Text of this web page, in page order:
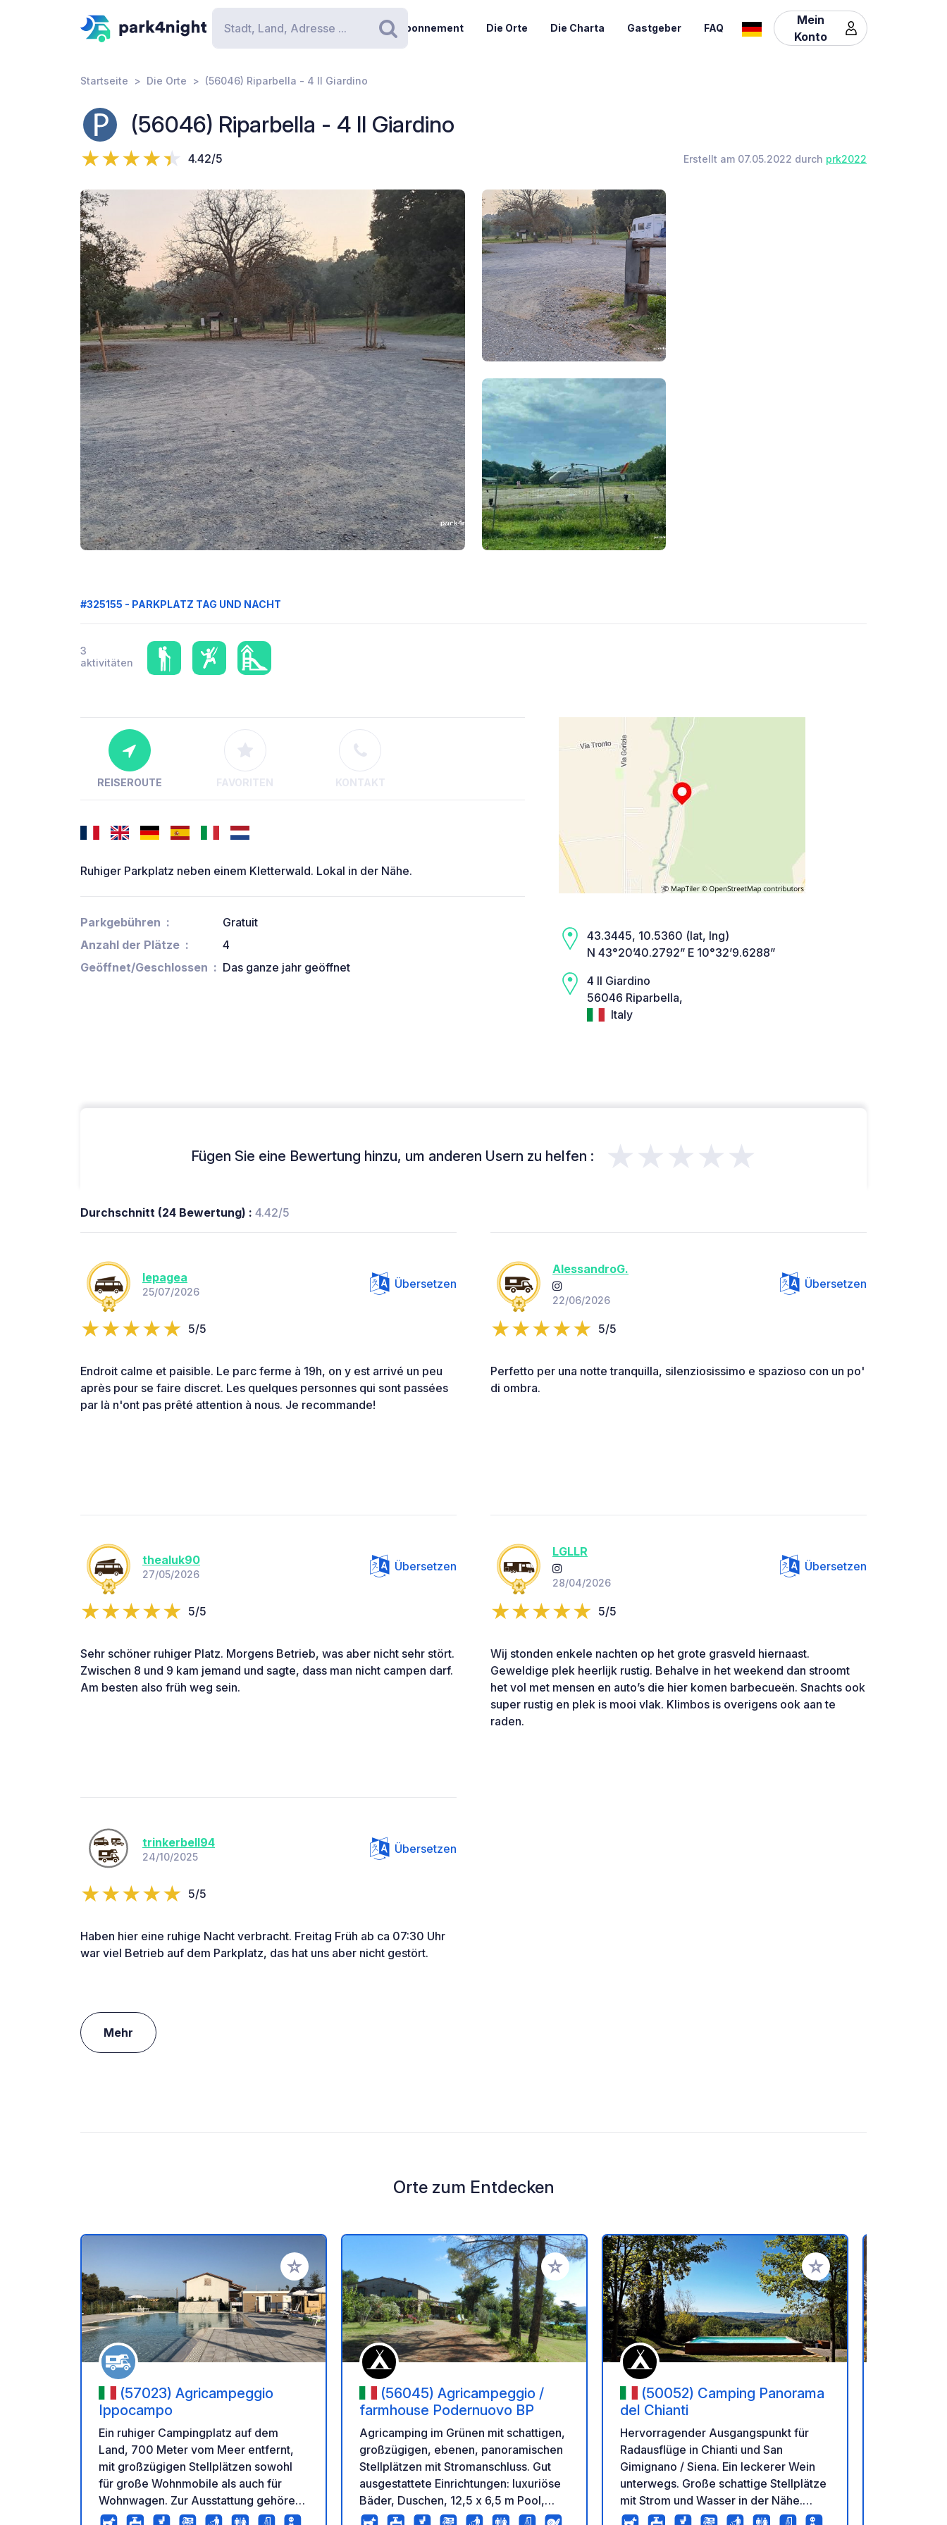
Suchen
Abonnement Die Orte Die Charta Gastgeber FAQ
Mein
Konto
Startseite Die Orte (56046) Riparbella - 4 Il Giardino
(56046) Riparbella - 4 Il Giardino
4.42/5 Erstellt am 07.05.2022 durch prk2022
#325155 - PARKPLATZ TAG UND NACHT
3
aktivitäten
REISEROUTE FAVORITEN KONTAKT
Ruhiger Parkplatz neben einem Kletterwald. Lokal in der Nähe.
Parkgebühren
Gratuit
Anzahl der Plätze
4
Geöffnet/Geschlossen
Das ganze jahr geöffnet
43.3445, 10.5360 (lat, lng)
N 43°20’40.2792” E 10°32’9.6288”
4 Il Giardino
56046 Riparbella,
Italy
Fügen Sie eine Bewertung hinzu, um anderen Usern zu helfen : ★★★★★
Durchschnitt (24 Bewertung) : 4.42/5
lepagea
25/07/2026
Übersetzen
5/5
Endroit calme et paisible. Le parc ferme à 19h, on y est arrivé un peu
après pour se faire discret. Les quelques personnes qui sont passées
par là n'ont pas prêté attention à nous. Je recommande!
AlessandroG.
22/06/2026
Übersetzen
5/5
Perfetto per una notte tranquilla, silenziosissimo e spazioso con un po'
di ombra.
thealuk90
27/05/2026
Übersetzen
5/5
Sehr schöner ruhiger Platz. Morgens Betrieb, was aber nicht sehr stört.
Zwischen 8 und 9 kam jemand und sagte, dass man nicht campen darf.
Am besten also früh weg sein.
LGLLR
28/04/2026
Übersetzen
5/5
Wij stonden enkele nachten op het grote grasveld hiernaast.
Geweldige plek heerlijk rustig. Behalve in het weekend dan stroomt
het vol met mensen en auto’s die hier komen barbecueën. Snachts ook
super rustig en plek is mooi vlak. Klimbos is overigens ook aan te
raden.
trinkerbell94
24/10/2025
Übersetzen
5/5
Haben hier eine ruhige Nacht verbracht. Freitag Früh ab ca 07:30 Uhr
war viel Betrieb auf dem Parkplatz, das hat uns aber nicht gestört.
Mehr
Orte zum Entdecken
Zu Ihren Favoriten hinzufügen
(57023) Agricampeggio
Ippocampo
Ein ruhiger Campingplatz auf dem
Land, 700 Meter vom Meer entfernt,
mit großzügigen Stellplätzen sowohl
für große Wohnmobile als auch für
Wohnwagen. Zur Ausstattung gehören
Wasser- und Abwasseranschlüsse,
Zu Ihren Favoriten hinzufügen
(56045) Agricampeggio /
farmhouse Podernuovo BP
Agricamping im Grünen mit schattigen,
großzügigen, ebenen, panoramischen
Stellplätzen mit Stromanschluss. Gut
ausgestattete Einrichtungen: luxuriöse
Bäder, Duschen, 12,5 x 6,5 m Pool,
Solarium und Grillplatz. Kostenloses
Zu Ihren Favoriten
(50052) Camping Panorama
del Chianti
Hervorragender Ausgangspunkt für
Radausflüge in Chianti und San
Gimignano / Siena. Ein leckerer Wein
unterwegs. Große schattige Stellplätze
mit Strom und Wasser in der Nähe.
Angemessene und saubere